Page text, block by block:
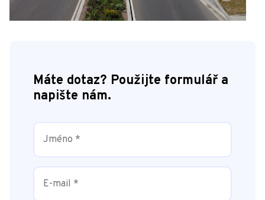
Máte dotaz? Použijte formulář a
napište nám.